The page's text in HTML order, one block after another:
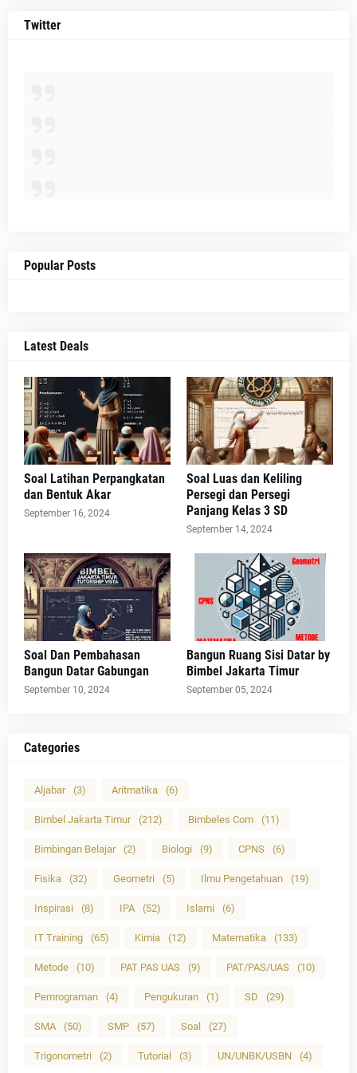
Twitter
Popular Posts
Latest Deals
Soal Latihan Perpangkatan
dan Bentuk Akar
September 16, 2024
Soal Luas dan Keliling
Persegi dan Persegi
Panjang Kelas 3 SD
September 14, 2024
Soal Dan Pembahasan
Bangun Datar Gabungan
September 10, 2024
Bangun Ruang Sisi Datar by
Bimbel Jakarta Timur
September 05, 2024
Categories
Aljabar (3) Aritmatika (6)
Bimbel Jakarta Timur (212) Bimbeles Com (11)
Bimbingan Belajar (2) Biologi (9) CPNS (6)
Fisika (32) Geometri (5) Ilmu Pengetahuan (19)
Inspirasi (8) IPA (52) Islami (6)
IT Training (65) Kimia (12) Matematika (133)
Metode (10) PAT PAS UAS (9) PAT/PAS/UAS (10)
Pemrograman (4) Pengukuran (1) SD (29)
SMA (50) SMP (57) Soal (27)
Trigonometri (2) Tutorial (3) UN/UNBK/USBN (4)